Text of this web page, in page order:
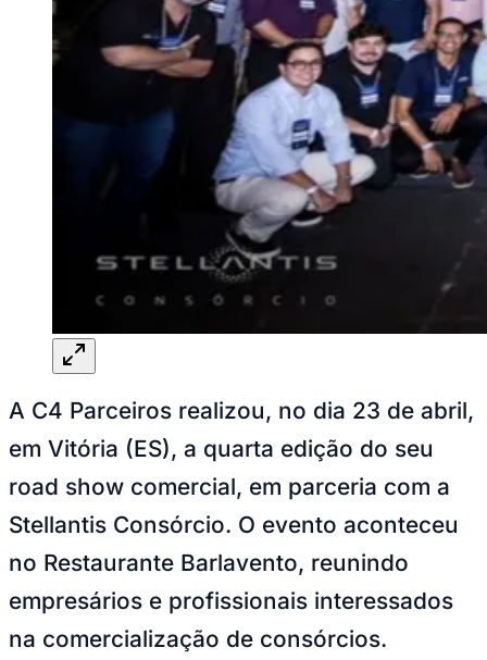
Cidades da Região
Santana de ParnaíbaOsascoCarapicuíbaJandiraItapeviCotiaPirapora
do Bom JesusAraçariguamaCajamar CaieirasFranco da
Francisco MoratoTaboão da SerraEmbu das Artes
São Roque
Anuncie Regional
Guia de Empresas
Vagas na Região
Portal Educacional
Vagas de Emprego
Panorama Econômico
Panorama Econômico
Para Sua Empresa
Anuncie no Portal
Verificar EmpresaNovo
Anunciar Vagas
Novo
Publicidade Legal
NBA
Fórmula 1
UFC
Tênis (ATP)
A C4 Parceiros realizou, no dia 23 de abril,
em Vitória (ES), a quarta edição do seu
road show comercial, em parceria com a
Stellantis Consórcio. O evento aconteceu
no Restaurante Barlavento, reunindo
empresários e profissionais interessados
na comercialização de consórcios.